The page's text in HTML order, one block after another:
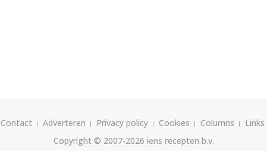
Contact Adverteren Privacy policy Cookies Columns
Links
Copyright © 2007-2026 iens recepten b.v.